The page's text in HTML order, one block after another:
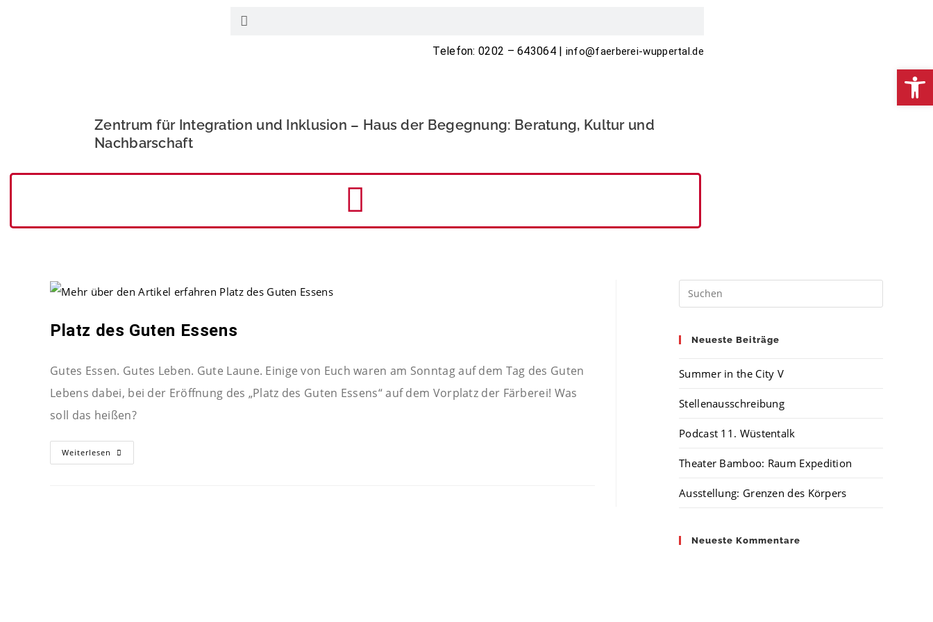
Telefon: 0202 – 643064 | info@faerberei-wuppertal.de
Zentrum für Integration und Inklusion – Haus der Begegnung: Beratung, Kultur und
Nachbarschaft
Platz des Guten Essens
Gutes Essen. Gutes Leben. Gute Laune. Einige von Euch waren am Sonntag auf dem Tag des Guten
Lebens dabei, bei der Eröffnung des „Platz des Guten Essens“ auf dem Vorplatz der Färberei! Was
soll das heißen?
Weiterlesen
Neueste Beiträge
Summer in the City V
Stellenausschreibung
Podcast 11. Wüstentalk
Theater Bamboo: Raum Expedition
Ausstellung: Grenzen des Körpers
Neueste Kommentare